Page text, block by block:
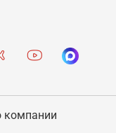
компании